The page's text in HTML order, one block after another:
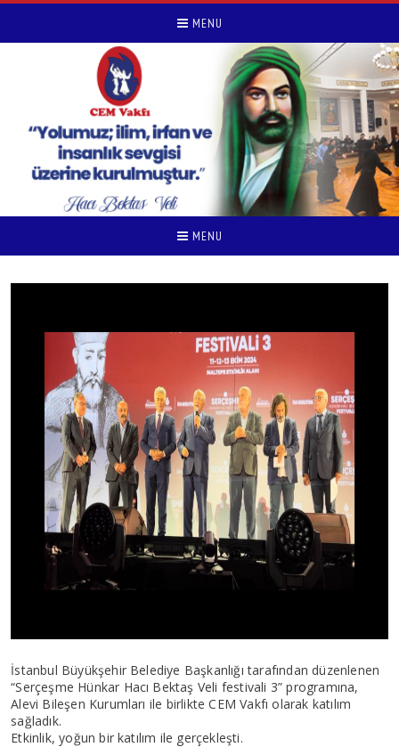
MENU
MENU
İstanbul Büyükşehir Belediye Başkanlığı tarafından düzenlenen
“Serçeşme Hünkar Hacı Bektaş Veli festivali 3” programına,
Alevi Bileşen Kurumları ile birlikte CEM Vakfı olarak katılım
sağladık.
Etkinlik, yoğun bir katılım ile gerçekleşti.